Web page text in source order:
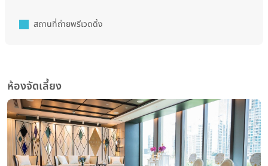
สถานที่ถ่ายพรีเวดดิ้ง
ห้องจัดเลี้ยง